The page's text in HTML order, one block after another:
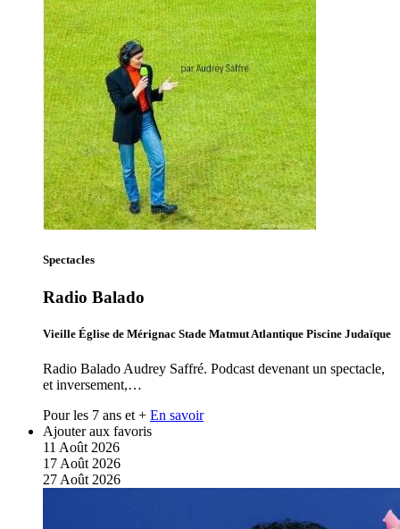
Spectacles
Radio Balado
Vieille Église de Mérignac Stade Matmut Atlantique Piscine Judaïque
Radio Balado Audrey Saffré. Podcast devenant un spectacle,
et inversement,…
Pour les 7 ans et + En savoir
Ajouter aux favoris
11 Août 2026
17 Août 2026
27 Août 2026